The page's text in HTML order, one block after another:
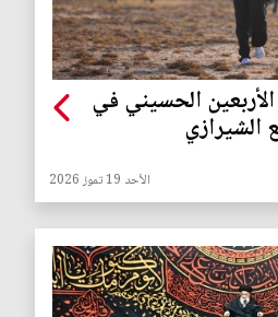
الحسيني في
الشيرازي
الأحد 19 تموز 2026